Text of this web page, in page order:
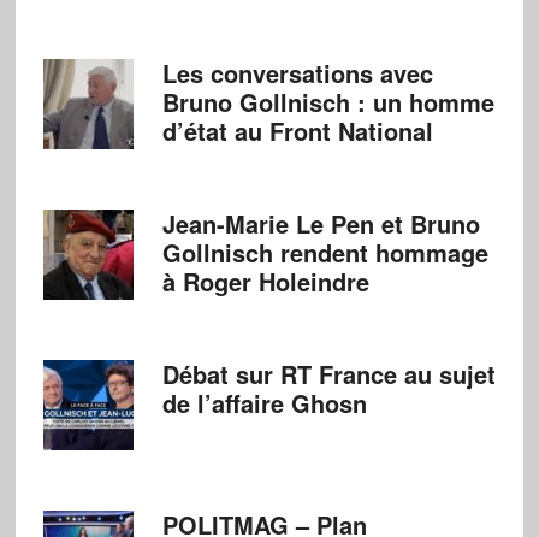
Les conversations avec
Bruno Gollnisch : un homme
d’état au Front National
Jean-Marie Le Pen et Bruno
Gollnisch rendent hommage
à Roger Holeindre
Débat sur RT France au sujet
de l’affaire Ghosn
POLITMAG – Plan